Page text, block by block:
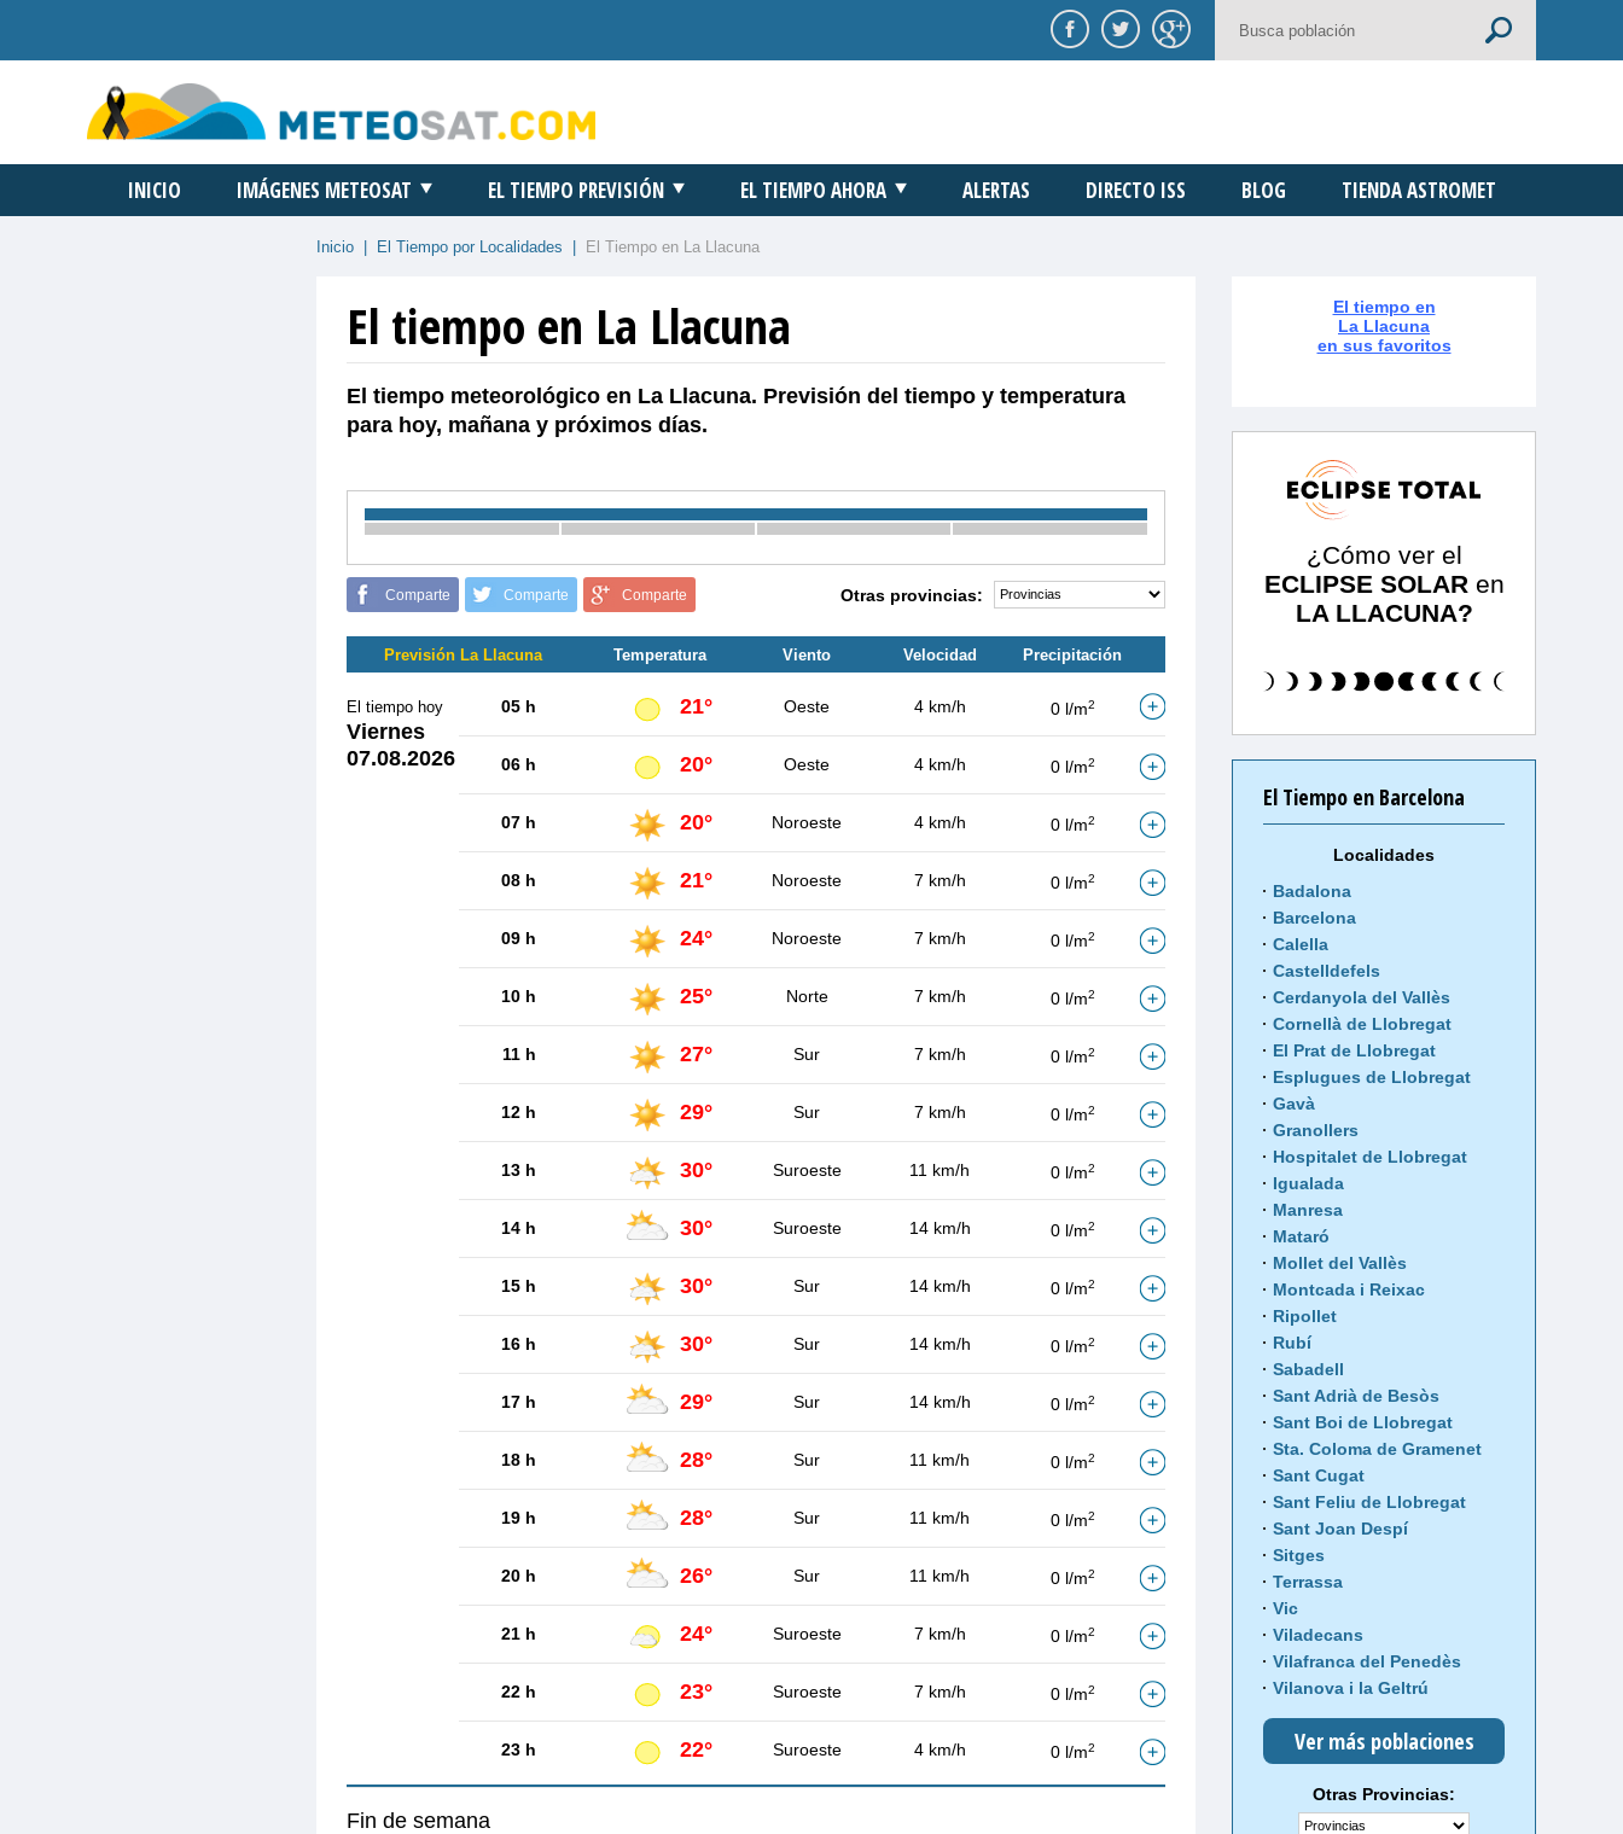
INICIO IMÁGENES METEOSAT EL TIEMPO PREVISIÓN EL TIEMPO AHORA ALERTAS DIRECTO ISS BLOG TIENDA ASTROMET
Inicio El Tiempo por Localidades El Tiempo en La Llacuna
El tiempo en La Llacuna
El tiempo meteorológico en La Llacuna. Previsión del tiempo y temperatura
para hoy, mañana y próximos días.
Comparte Comparte Comparte Otras provincias:
Previsión La Llacuna Temperatura Viento Velocidad Precipitación
El tiempo hoy
Viernes
07.08.2026
05 h 21° Oeste 4 km/h 0 l/m2
06 h 20° Oeste 4 km/h 0 l/m2
07 h 20° Noroeste 4 km/h 0 l/m2
08 h 21° Noroeste 7 km/h 0 l/m2
09 h 24° Noroeste 7 km/h 0 l/m2
10 h 25° Norte 7 km/h 0 l/m2
11 h 27° Sur 7 km/h 0 l/m2
12 h 29° Sur 7 km/h 0 l/m2
13 h 30° Suroeste 11 km/h 0 l/m2
14 h 30° Suroeste 14 km/h 0 l/m2
15 h 30° Sur 14 km/h 0 l/m2
16 h 30° Sur 14 km/h 0 l/m2
17 h 29° Sur 14 km/h 0 l/m2
18 h 28° Sur 11 km/h 0 l/m2
19 h 28° Sur 11 km/h 0 l/m2
20 h 26° Sur 11 km/h 0 l/m2
21 h 24° Suroeste 7 km/h 0 l/m2
22 h 23° Suroeste 7 km/h 0 l/m2
23 h 22° Suroeste 4 km/h 0 l/m2
Fin de semana
El tiempo en
La Llacuna
en sus favoritos
¿Cómo ver el
ECLIPSE SOLAR en
LA LLACUNA?
El Tiempo en Barcelona
Localidades
Badalona
Barcelona
Calella
Castelldefels
Cerdanyola del Vallès
Cornellà de Llobregat
El Prat de Llobregat
Esplugues de Llobregat
Gavà
Granollers
Hospitalet de Llobregat
Igualada
Manresa
Mataró
Mollet del Vallès
Montcada i Reixac
Ripollet
Rubí
Sabadell
Sant Adrià de Besòs
Sant Boi de Llobregat
Sta. Coloma de Gramenet
Sant Cugat
Sant Feliu de Llobregat
Sant Joan Despí
Sitges
Terrassa
Vic
Viladecans
Vilafranca del Penedès
Vilanova i la Geltrú
Ver más poblaciones
Otras Provincias: